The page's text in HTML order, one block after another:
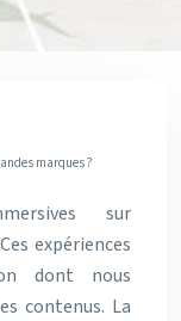
marques ?
sur
expériences
dont nous
contenus. La